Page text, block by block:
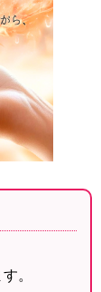
。